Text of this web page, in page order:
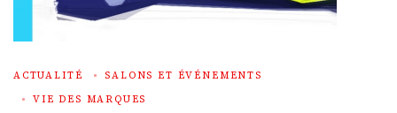
ACTUALITÉ
SALONS ET ÉVÉNEMENTS
VIE DES MARQUES